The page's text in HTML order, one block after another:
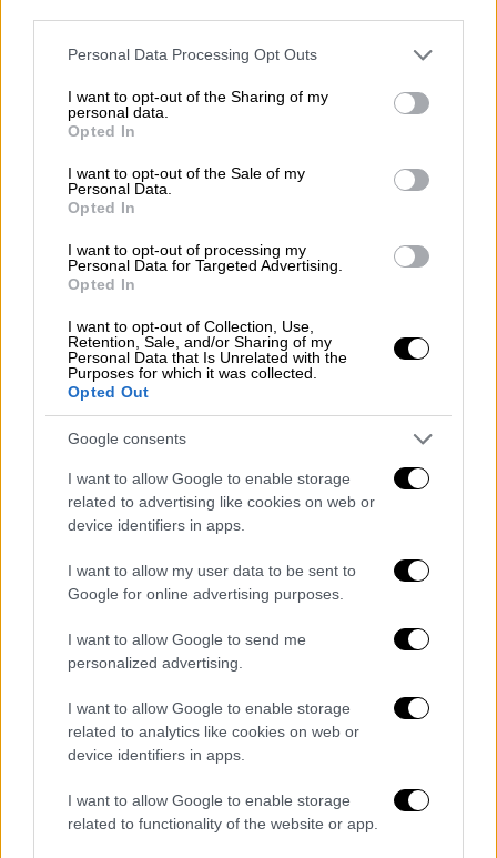
Please note that this website/app uses one or more Google
not limited to your visit or usage behaviour. You may click to
grant or deny consent to Google and its third-party tags to
use your data for below specified purposes in below Google
consent section.
Personal Data Processing Opt Outs
I want to opt-out of the Sharing of my
personal data.
Opted In
I want to opt-out of the Sale of my
Personal Data.
Opted In
I want to opt-out of processing my
Personal Data for Targeted Advertising.
Opted In
I want to opt-out of Collection, Use,
Retention, Sale, and/or Sharing of my
Personal Data that Is Unrelated with the
Purposes for which it was collected.
Opted Out
Google consents
I want to allow Google to enable storage
related to advertising like cookies on web or
device identifiers in apps.
I want to allow my user data to be sent to
Google for online advertising purposes.
I want to allow Google to send me
personalized advertising.
I want to allow Google to enable storage
related to analytics like cookies on web or
device identifiers in apps.
I want to allow Google to enable storage
related to functionality of the website or app.
video
Υπενθυμίζεται ότι η γυναίκα που φαίνεται να
έχει ψυχολογικά προβλήματα ομολόγησε
στις Αρχές τι συνέβη και συνελήφθη.
Το χρονικό
Σύμφωνα με όσα έχουν γίνει γνωστά, την
παραμονή της Πρωτοχρονιάς,
έφυγε με το κοριτσάκιαπό χωριό της
Αλεξάνδρειας Ημαθίας
, όπου ζούσε με τους
γονείς της, και επέστρεψε την επόμενη μέρα
χωρίς το 11 μηνών βρέφος.
ξεκίνησαν οι έρευνες προκειμένου να
διαπιστωθεί τι ακριβώς έχει συμβεί. Τελικά
βρέφοςεντοπίστηκε από αστυνομικούς
στο φράγμα του Αλιάκμονα και μεταφέρθηκε
στο νοσοκομείο Βέροιας, όπου
διαπιστώθηκε ο θάνατός του.
H ομολογία της μητέρας για το νεκρό